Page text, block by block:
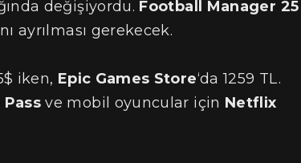
değişiyordu. Football Manager 25
ayrılması gerekecek.
iken, Epic Games Store‘da 1259 TL.
Pass ve mobil oyuncular için Netflix